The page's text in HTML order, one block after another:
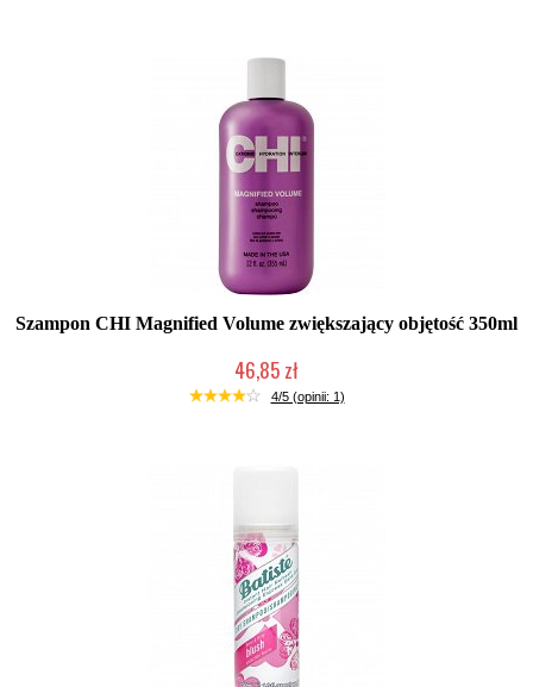
Szampon CHI Magnified Volume zwiększający objętość 350ml
46,85 zł
Duża ilość (wysyłka w 24h)
4/5 (opinii: 1)